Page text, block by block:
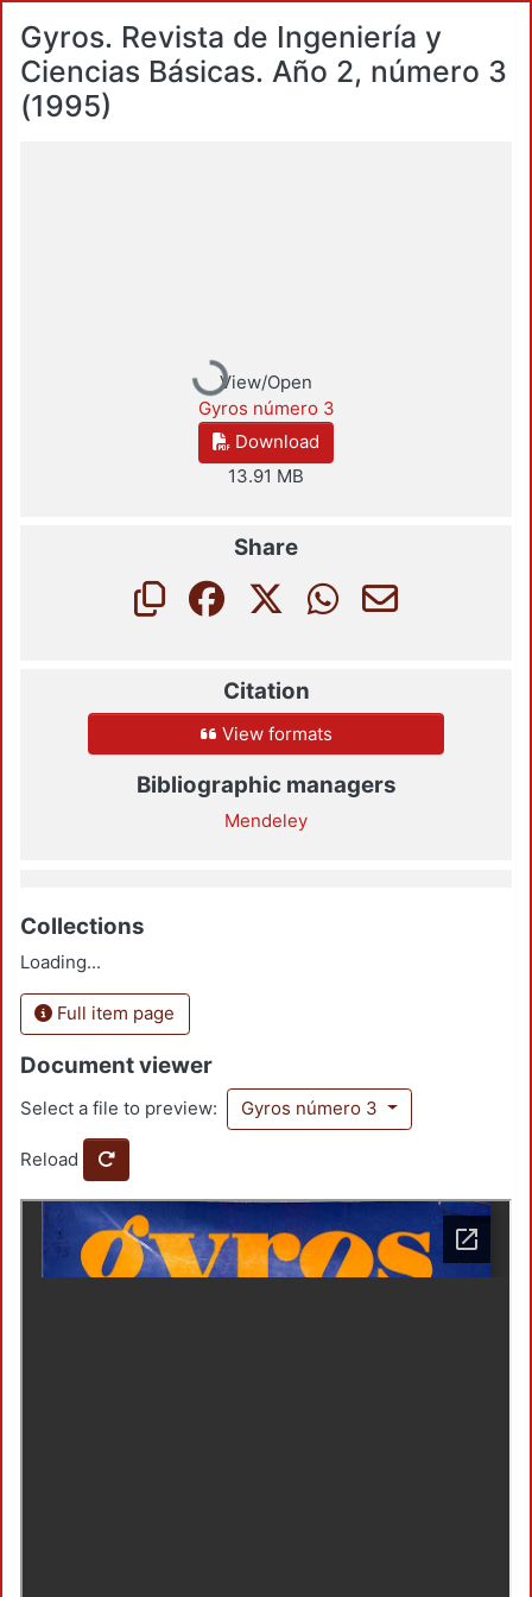
Gyros. Revista de Ingeniería y
Ciencias Básicas. Año 2, número 3
(1995)
Loading...View/Open
Gyros número 3
Download
13.91 MB
Share
Citation
View formats
Bibliographic managers
Mendeley
Collections
Loading...
Full item page
Document viewer
Select a file to preview: Gyros número 3
Reload